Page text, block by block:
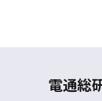
電通総